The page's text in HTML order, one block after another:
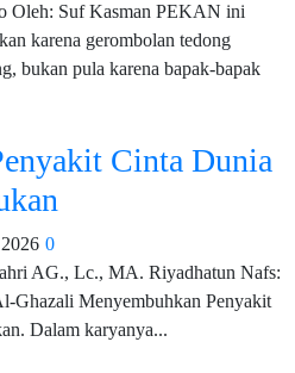
Oleh: Suf Kasman PEKAN ini
karena gerombolan tedong
bukan pula karena bapak-bapak
Cinta Dunia
0
AG., Lc., MA. Riyadhatun Nafs:
Ghazali Menyembuhkan Penyakit
Dalam karyanya...